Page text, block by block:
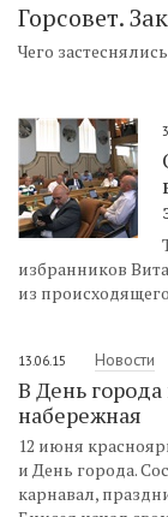
Горсовет.
Чего
избранников
из
13.06.15 Новости
В День
набережная
12 июня
и День города.
карнавал,